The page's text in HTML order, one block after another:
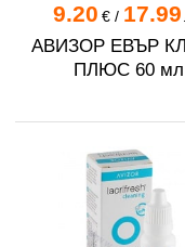
9.20 €/ 17.99
АВИЗОР ЕВЪР
ПЛЮС 60 мл